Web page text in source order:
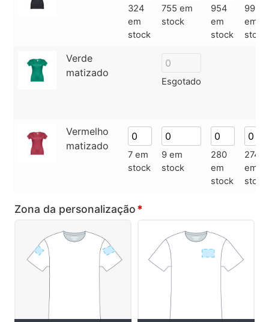
324
em
stock
755 em
stock
954
em
stock
994
em
stock
Verde
matizado
Esgotado
Vermelho
matizado
7 em
stock
9 em
stock
280
em
stock
274
em
stock
Zona da personalização*